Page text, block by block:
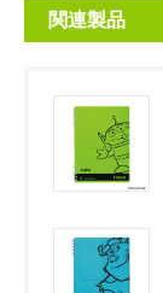
関連製品